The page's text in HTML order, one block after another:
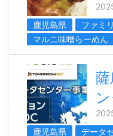
鹿児島県
ファミ
マルニ味噌らーめん
鹿児島県
データ